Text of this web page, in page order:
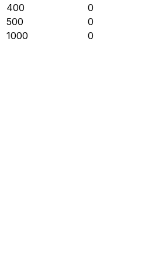
400
0
500
0
1000
0